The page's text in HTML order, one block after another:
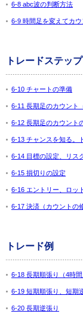
6-8 abc波の判断方法
6-9 時間足を変えてカ
トレードステップ
6-10 チャートの準備
6-11 長期足のカウント
6-12 長期足のカウント
6-13 チャンスを知る。
6-14 目標の設定、リス
6-15 損切りの設定
6-16 エントリー、ロッ
6-17 決済（カウントの
トレード例
6-18 長期順張り（4時間
6-19 短期順張り、短期
6-20 長期逆張り